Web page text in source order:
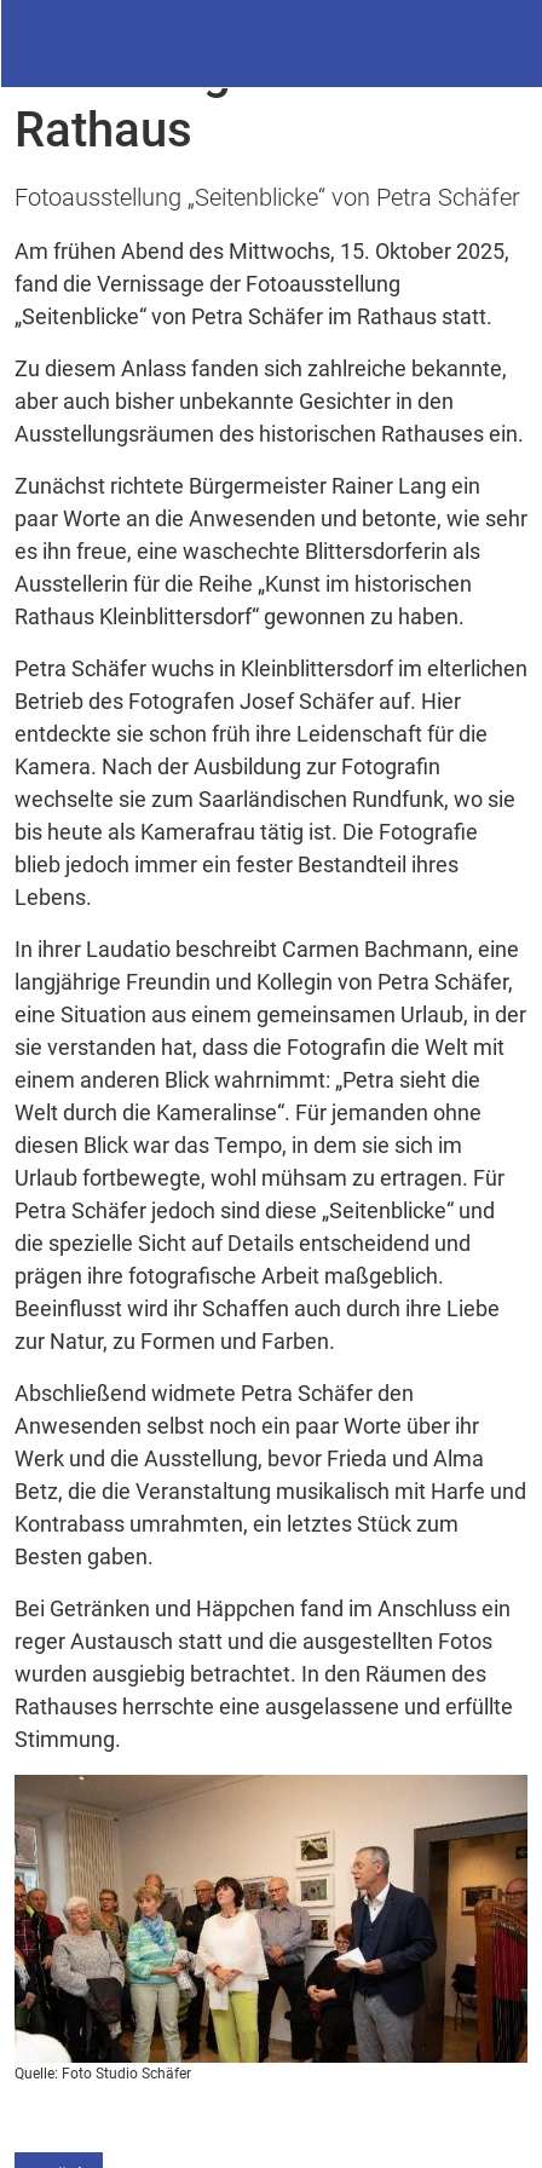
Vernissage Kunst im
Rathaus
Fotoausstellung „Seitenblicke“ von Petra Schäfer
Am frühen Abend des Mittwochs, 15. Oktober 2025,
fand die Vernissage der Fotoausstellung
„Seitenblicke“ von Petra Schäfer im Rathaus statt.
Zu diesem Anlass fanden sich zahlreiche bekannte,
aber auch bisher unbekannte Gesichter in den
Ausstellungsräumen des historischen Rathauses ein.
Zunächst richtete Bürgermeister Rainer Lang ein
paar Worte an die Anwesenden und betonte, wie sehr
es ihn freue, eine waschechte Blittersdorferin als
Ausstellerin für die Reihe „Kunst im historischen
Rathaus Kleinblittersdorf“ gewonnen zu haben.
Petra Schäfer wuchs in Kleinblittersdorf im elterlichen
Betrieb des Fotografen Josef Schäfer auf. Hier
entdeckte sie schon früh ihre Leidenschaft für die
Kamera. Nach der Ausbildung zur Fotografin
wechselte sie zum Saarländischen Rundfunk, wo sie
bis heute als Kamerafrau tätig ist. Die Fotografie
blieb jedoch immer ein fester Bestandteil ihres
Lebens.
In ihrer Laudatio beschreibt Carmen Bachmann, eine
langjährige Freundin und Kollegin von Petra Schäfer,
eine Situation aus einem gemeinsamen Urlaub, in der
sie verstanden hat, dass die Fotografin die Welt mit
einem anderen Blick wahrnimmt: „Petra sieht die
Welt durch die Kameralinse“. Für jemanden ohne
diesen Blick war das Tempo, in dem sie sich im
Urlaub fortbewegte, wohl mühsam zu ertragen. Für
Petra Schäfer jedoch sind diese „Seitenblicke“ und
die spezielle Sicht auf Details entscheidend und
prägen ihre fotografische Arbeit maßgeblich.
Beeinflusst wird ihr Schaffen auch durch ihre Liebe
zur Natur, zu Formen und Farben.
Abschließend widmete Petra Schäfer den
Anwesenden selbst noch ein paar Worte über ihr
Werk und die Ausstellung, bevor Frieda und Alma
Betz, die die Veranstaltung musikalisch mit Harfe und
Kontrabass umrahmten, ein letztes Stück zum
Besten gaben.
Bei Getränken und Häppchen fand im Anschluss ein
reger Austausch statt und die ausgestellten Fotos
wurden ausgiebig betrachtet. In den Räumen des
Rathauses herrschte eine ausgelassene und erfüllte
Stimmung.
Quelle: Foto Studio Schäfer